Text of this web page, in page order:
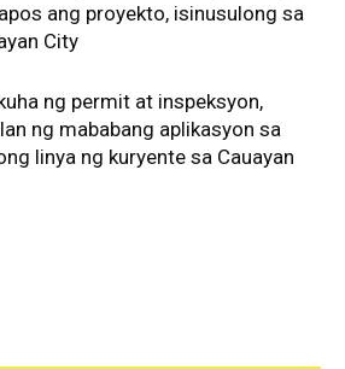
ang proyekto, isinusulong sa
City
ng permit at inspeksyon,
ng mababang aplikasyon sa
linya ng kuryente sa Cauayan